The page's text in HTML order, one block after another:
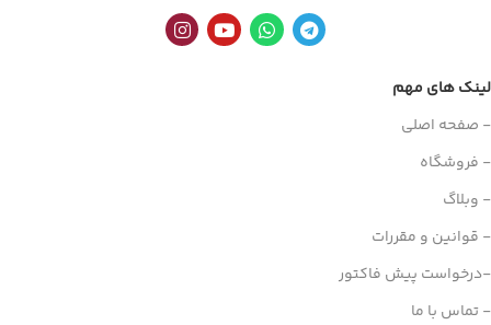
لینک های مهم
- صفحه اصلی
- فروشگاه
- وبلاگ
- قوانین و مقررات
-درخواست پیش فاکتور
- تماس با ما